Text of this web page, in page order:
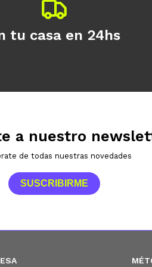
tu casa en 24hs
a nuestro
de todas nuestras novedades
SUSCRIBIRME